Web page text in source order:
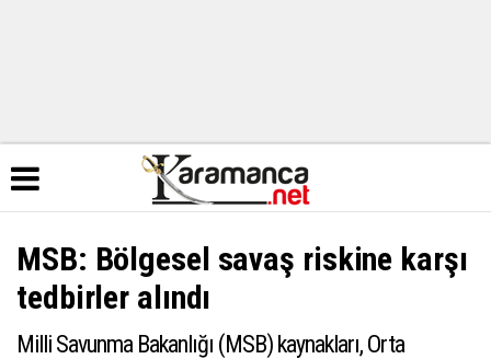
MSB: Bölgesel savaş riskine karşı
tedbirler alındı
Milli Savunma Bakanlığı (MSB) kaynakları, Orta